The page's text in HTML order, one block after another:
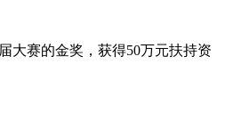
大赛的金奖，获得50万元扶持资